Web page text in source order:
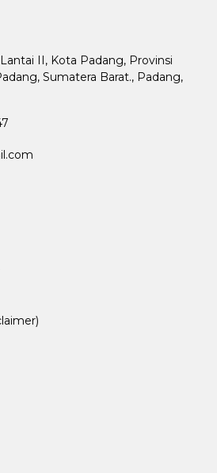
II, Kota Padang, Provinsi
Sumatera Barat., Padang,